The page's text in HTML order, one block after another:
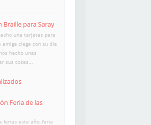
Braille para Saray
una tarjetas para
amiga ciega con su día
hecho unas
sus cosas...
Feria de las
ferias este año, feria